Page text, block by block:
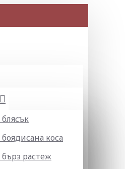
блясък
боядисана коса
бърз растеж